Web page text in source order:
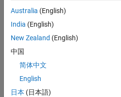
As the simulation runs, the
filtered images.
Australia (English)
India (English)
New Zealand (English)
中国
简体中文
English
日本 (日本語)